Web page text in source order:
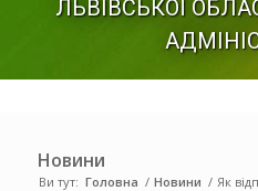
ЛЬВІВСЬКОЇ
Новини
Ви тут: Головна / Новини / Як